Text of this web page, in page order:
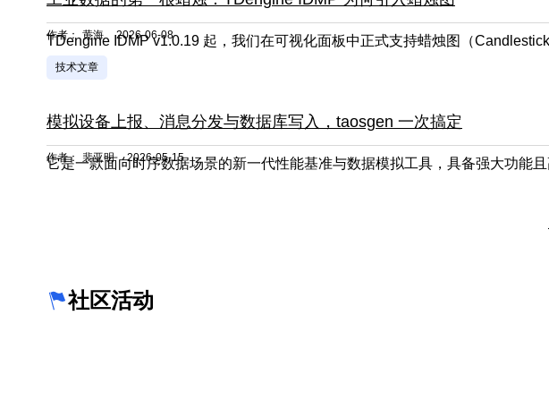
作者： 黄海 2026-06-08
技术文章
模拟设备上报、消息分发与数据库写入，taosgen 一次搞定
作者： 裴亚明 2026-05-15
社区活动